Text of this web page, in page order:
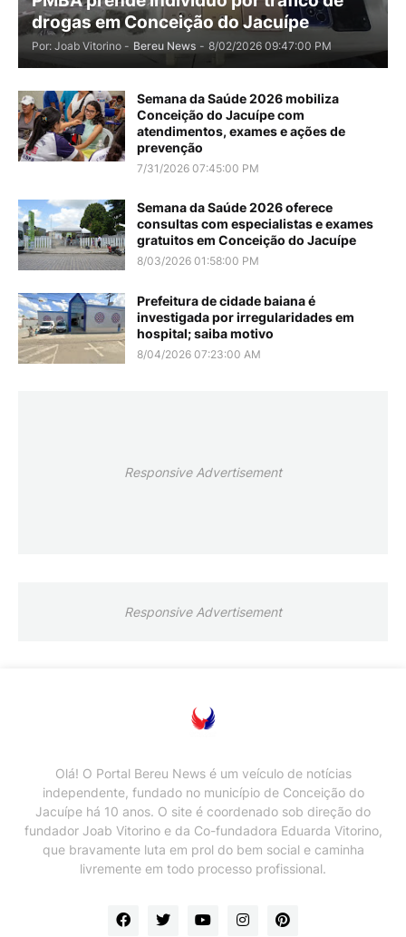
drogas em Conceição do Jacuípe
Por: Joab Vitorino - Bereu News - 8/02/2026 09:47:00 PM
Semana da Saúde 2026 mobiliza
Conceição do Jacuípe com
atendimentos, exames e ações de
prevenção
7/31/2026 07:45:00 PM
Semana da Saúde 2026 oferece
consultas com especialistas e exames
gratuitos em Conceição do Jacuípe
8/03/2026 01:58:00 PM
Prefeitura de cidade baiana é
investigada por irregularidades em
hospital; saiba motivo
8/04/2026 07:23:00 AM
Responsive Advertisement
Responsive Advertisement
Olá! O Portal Bereu News é um veículo de notícias
independente, fundado no município de Conceição do
Jacuípe há 10 anos. O site é coordenado sob direção do
fundador Joab Vitorino e da Co-fundadora Eduarda Vitorino,
que bravamente luta em prol do bem social e caminha
livremente em todo processo profissional.